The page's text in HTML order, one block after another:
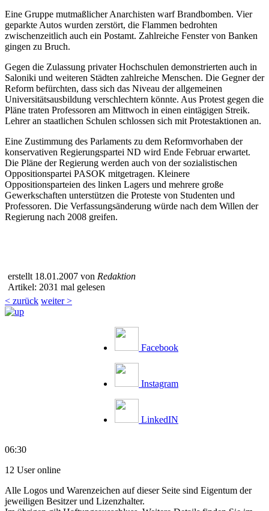
Eine Gruppe mutmaßlicher Anarchisten warf Brandbomben. Vier
geparkte Autos wurden zerstört, die Flammen bedrohten
zwischenzeitlich auch ein Postamt. Zahlreiche Fenster von Banken
gingen zu Bruch.
Gegen die Zulassung privater Hochschulen demonstrierten auch in
Saloniki und weiteren Städten zahlreiche Menschen. Die Gegner der
Reform befürchten, dass sich das Niveau der allgemeinen
Universitätsausbildung verschlechtern könnte. Aus Protest gegen die
Pläne traten Professoren am Mittwoch in einen eintägigen Streik.
Lehrer an staatlichen Schulen schlossen sich mit Protestaktionen an.
Eine Zustimmung des Parlaments zu dem Reformvorhaben der
konservativen Regierungspartei ND wird Ende Februar erwartet.
Die Pläne der Regierung werden auch von der sozialistischen
Oppositionspartei PASOK mitgetragen. Kleinere
Oppositionsparteien des linken Lagers und mehrere große
Gewerkschaften unterstützen die Proteste von Studenten und
Professoren. Die Verfassungsänderung würde nach dem Willen der
Regierung nach 2008 greifen.
erstellt 18.01.2007 von Redaktion
Artikel: 2031 mal gelesen
< zurück weiter >
Facebook
Instagram
LinkedIN
06:30
12 User online
Alle Logos und Warenzeichen auf dieser Seite sind Eigentum der
jeweiligen Besitzer und Lizenzhalter.